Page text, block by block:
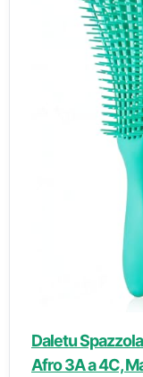
Daletu
Afro 3A a 4C,